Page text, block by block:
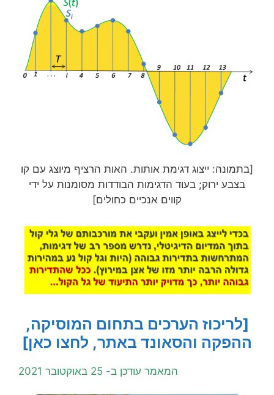
[בתמונה: ייצוג דגימת אותות. האות הרציף מיוצג עם קו
בצבע ירוק; בעוד הדגימות הבודדות מסומנות על ידי
קווים אנכיים כחולים]
[לריכוז הערכים בתחום המוסיקה,
ההפקה והסאונד באתר, לחצו כאן]
המאמר עודכן ב- 25 באוקטובר 2021